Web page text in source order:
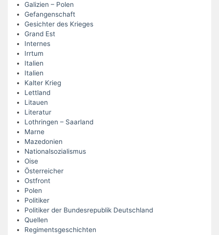
Galizien – Polen
Gefangenschaft
Gesichter des Krieges
Grand Est
Internes
Irrtum
Italien
Italien
Kalter Krieg
Lettland
Litauen
Literatur
Lothringen – Saarland
Marne
Mazedonien
Nationalsozialismus
Oise
Österreicher
Ostfront
Polen
Politiker
Politiker der Bundesrepublik Deutschland
Quellen
Regimentsgeschichten